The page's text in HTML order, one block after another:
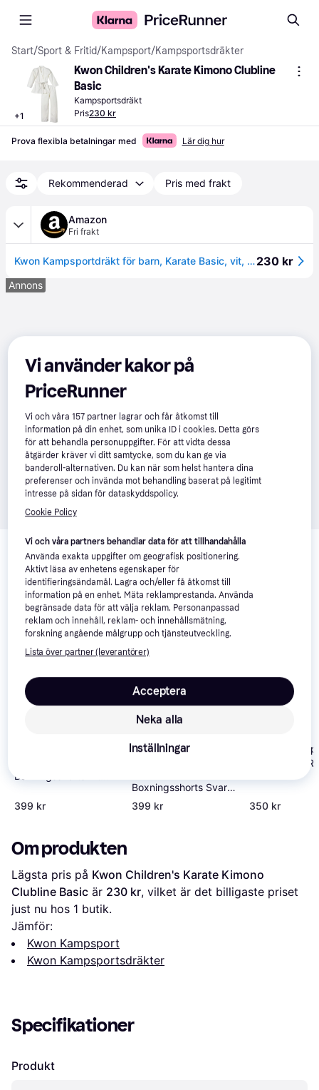
Start/Sport & Fritid/Kampsport/Kampsportsdräkter
+1
Kwon Children's Karate Kimono Clubline
Basic
Kampsportsdräkt
Pris230 kr
Prova flexibla betalningar med Lär dig hur
Rekommenderad Pris med frakt
Amazon
Fri frakt
Kwon Kampsportdräkt för barn, Karate Basic, vit, 100 cm, 551000100230 kr
Annons
Relaterade produkter
Vi har plockat fram ett urval av produkter som kanske skulle
intressera dig. Visa alla
Boxningsshorts Vit
399 kr
Boxningsshorts Svart
Vit M
399 kr
Everlast
Boxershorts
350 kr
Om produkten
Lägsta pris på Kwon Children's Karate Kimono
Clubline Basic är 230 kr, vilket är det billigaste priset
just nu hos 1 butik.
Jämför:
Kwon Kampsport
Kwon Kampsportsdräkter
Specifikationer
Produkt
Vi använder kakor på
PriceRunner
Vi och våra157 partner lagrar och får åtkomst till
information på din enhet, som unika ID i cookies. Detta görs
för att behandla personuppgifter. För att vidta dessa
åtgärder kräver vi ditt samtycke, som du kan ge via
banderoll-alternativen. Du kan när som helst hantera dina
preferenser och invända mot behandling baserat på legitimt
intresse på sidan för dataskyddspolicy.
Cookie Policy
Vi och våra partners behandlar data för att tillhandahålla
Använda exakta uppgifter om geografisk positionering.
Aktivt läsa av enhetens egenskaper för
identifieringsändamål. Lagra och/eller få åtkomst till
information på en enhet. Mäta reklamprestanda. Använda
begränsade data för att välja reklam. Personanpassad
reklam och innehåll, reklam- och innehållsmätning,
forskning angående målgrupp och tjänsteutveckling.
Lista över partner (leverantörer)
Neka alla
Acceptera
Inställningar